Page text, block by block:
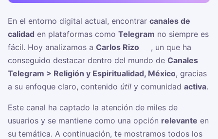
En el entorno digital actual, encontrar canales de
calidad en plataformas como Telegram no siempre es
fácil. Hoy analizamos a Carlos Rizo ✍ , un que ha
conseguido destacar dentro del mundo de Canales
Telegram > Religión y Espiritualidad, México, gracias
a su enfoque claro, contenido útil y comunidad activa.
Este canal ha captado la atención de miles de
usuarios y se mantiene como una opción relevante en
su temática. A continuación, te mostramos todos los